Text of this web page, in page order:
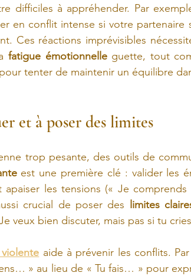
difficiles à appréhender. Par
en conflit intense si votre partenaire
Ces réactions imprévisibles
fatigue émotionnelle guette, tout
tenter de maintenir un équilibre
et à poser des limites
trop pesante, des outils de
est une première clé : valider les
apaiser les tensions (« Je
crucial de poser des
limites
veux bien discuter, mais pas si tu
aide à prévenir les conflits.
» au lieu de « Tu fais… » pour